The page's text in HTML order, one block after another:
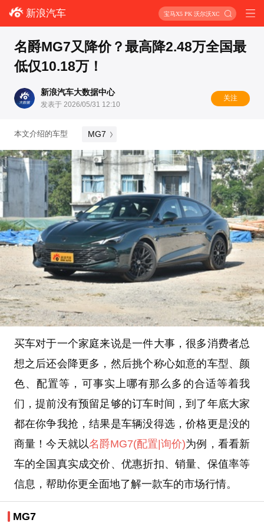
新浪汽车 宝马X5 PK 沃尔沃XC90
名爵MG7又降价？最高降2.48万全国最
低仅10.18万！
新浪汽车大数据中心
发表于 2026/05/31 12:10
关注
本文介绍的车型 MG7
买车对于一个家庭来说是一件大事，很多消费者总
想之后还会降更多，然后挑个称心如意的车型、颜
色、配置等，可事实上哪有那么多的合适等着我
们，提前没有预留足够的订车时间，到了年底大家
都在你争我抢，结果是车辆没得选，价格更是没的
商量！今天就以名爵MG7(配置|询价)为例，看看新
车的全国真实成交价、优惠折扣、销量、保值率等
信息，帮助你更全面地了解一款车的市场行情。
MG7